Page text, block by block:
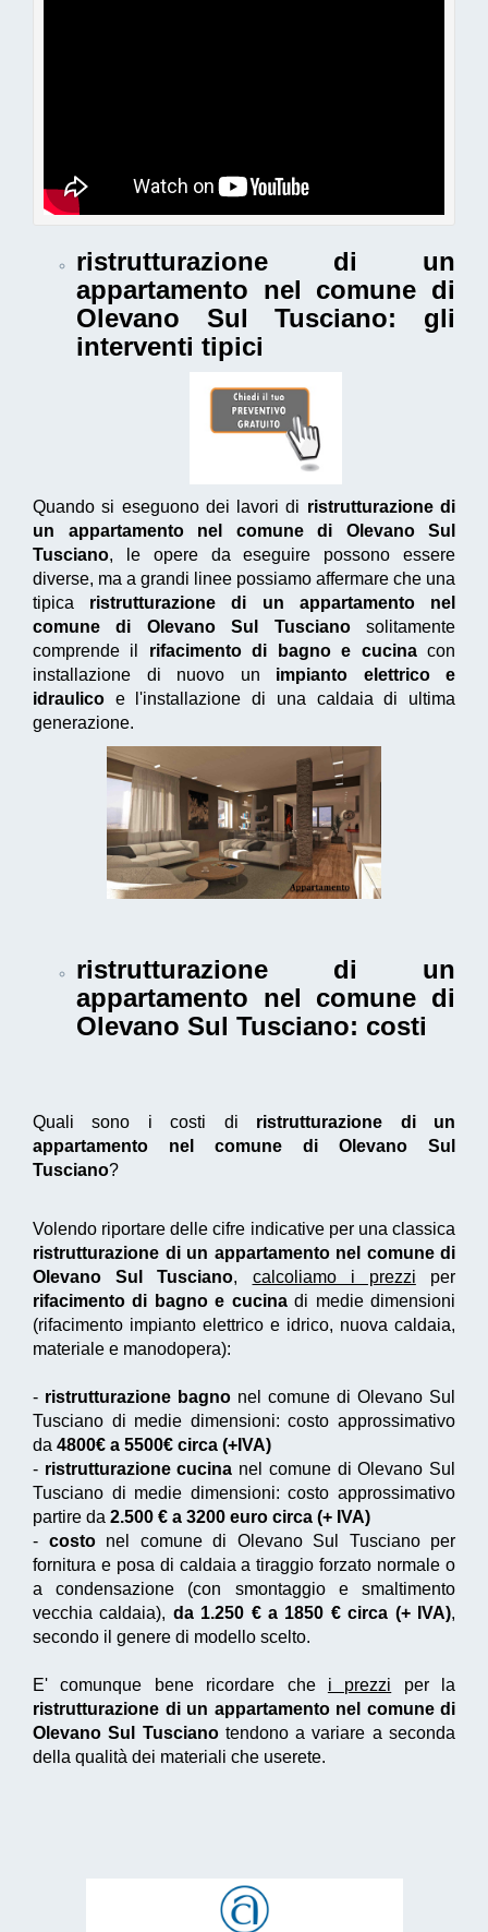
ristrutturazione di un
appartamento nel comune di
Olevano Sul Tusciano: gli
interventi tipici
Quando si eseguono dei lavori di ristrutturazione di
un appartamento nel comune di Olevano Sul
Tusciano, le opere da eseguire possono essere
diverse, ma a grandi linee possiamo affermare che una
tipica ristrutturazione di un appartamento nel
comune di Olevano Sul Tuscianosolitamente
comprende il rifacimento di bagno e cucinacon
installazione di nuovo un impianto elettrico e
idraulico e l'installazione di una caldaia di ultima
generazione.
ristrutturazione di un
appartamento nel comune di
Olevano Sul Tusciano: costi
Quali sono i costi di ristrutturazione di un
appartamento nel comune di Olevano Sul
Tusciano?
Volendo riportare delle cifre indicative per una classica
ristrutturazione di un appartamento nel comune di
Olevano Sul Tusciano, calcoliamo i prezzi per
rifacimento di bagno e cucinadi medie dimensioni
(rifacimento impianto elettrico e idrico, nuova caldaia,
materiale e manodopera):
- ristrutturazione bagno nel comune di Olevano Sul
Tusciano di medie dimensioni: costo approssimativo
da 4800€ a 5500€ circa (+IVA)
- ristrutturazione cucina nel comune di Olevano Sul
Tusciano di medie dimensioni: costo approssimativo
partire da 2.500 € a 3200 euro circa (+ IVA)
- costonel comune di Olevano Sul Tusciano per
fornitura e posa di caldaia a tiraggio forzato normale o
a condensazione (con smontaggio e smaltimento
vecchia caldaia), da 1.250 € a 1850 € circa (+ IVA),
secondo il genere di modello scelto.
E' comunque bene ricordare che i prezzi per la
ristrutturazione di un appartamento nel comune di
Olevano Sul Tuscianotendono a variare a seconda
della qualità dei materiali che userete.